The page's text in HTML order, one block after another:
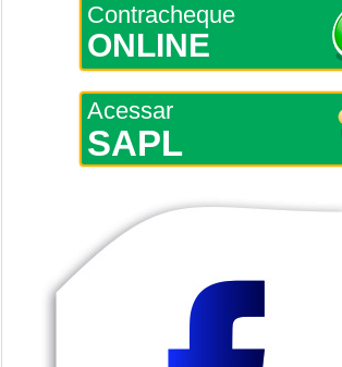
Contracheque
ONLINE
Acessar
SAPL